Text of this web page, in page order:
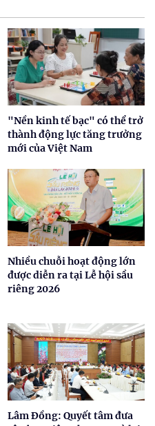
"Nền kinh tế bạc" có thể trở
thành động lực tăng trưởng
mới của Việt Nam
Nhiều chuỗi hoạt động lớn
được diễn ra tại Lễ hội sầu
riêng 2026
Lâm Đồng: Quyết tâm đưa